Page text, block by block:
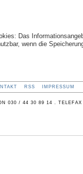
Das
wenn die
RSS IMPRESSUM
030 / 44 30 89 14 .